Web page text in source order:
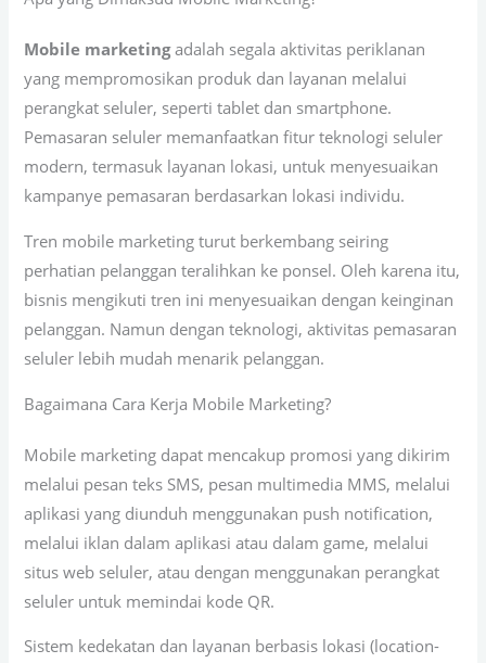
Mobile marketingadalah segala aktivitas periklanan
yang mempromosikan produk dan layanan melalui
perangkat seluler, seperti tablet dan smartphone.
Pemasaran seluler memanfaatkan fitur teknologi seluler
modern, termasuk layanan lokasi, untuk menyesuaikan
kampanye pemasaran berdasarkan lokasi individu.
Tren mobile marketing turut berkembang seiring
perhatian pelanggan teralihkan ke ponsel. Oleh karena itu,
bisnis mengikuti tren ini menyesuaikan dengan keinginan
pelanggan. Namun dengan teknologi, aktivitas pemasaran
seluler lebih mudah menarik pelanggan.
Bagaimana Cara Kerja Mobile Marketing?
Mobile marketing dapat mencakup promosi yang dikirim
melalui pesan teks SMS, pesan multimedia MMS, melalui
aplikasi yang diunduh menggunakan push notification,
melalui iklan dalam aplikasi atau dalam game, melalui
situs web seluler, atau dengan menggunakan perangkat
seluler untuk memindai kode QR.
Sistem kedekatan dan layanan berbasis lokasi (location-